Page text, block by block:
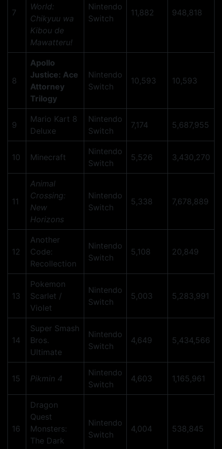
7
World:
Chikyuu wa
Kibou de
Mawatteru!
Nintendo
Switch
11,882 948,818
8
Apollo
Justice: Ace
Attorney
Trilogy
Nintendo
Switch
10,593 10,593
9
Mario Kart 8
Deluxe
Nintendo
Switch
7,174 5,687,955
10 Minecraft
Nintendo
Switch
5,526 3,430,270
11
Animal
Crossing:
New
Horizons
Nintendo
Switch
5,338 7,678,889
12
Another
Code:
Recollection
Nintendo
Switch
5,108 20,849
13
Pokemon
Scarlet /
Violet
Nintendo
Switch
5,003 5,283,991
14
Super Smash
Bros.
Ultimate
Nintendo
Switch
4,649 5,434,566
15 Pikmin 4
Nintendo
Switch
4,603 1,165,961
16
Dragon
Quest
Monsters:
The Dark
Nintendo
Switch
4,004 538,845